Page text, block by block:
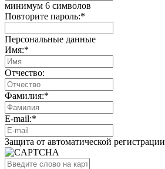
минимум 6 символов
Повторите пароль:*
Персональные данные
Имя:*
Отчество:
Фамилия:*
E-mail:*
Защита от автоматической регистрации